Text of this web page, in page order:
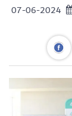
07-06-2024